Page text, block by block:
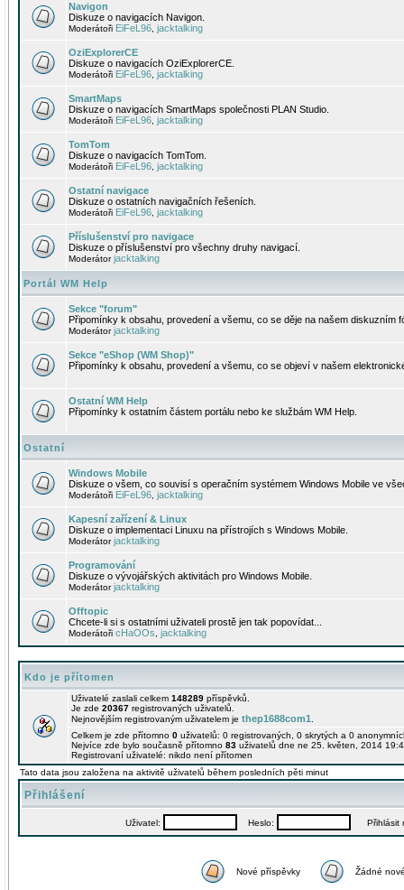
Navigon
Diskuze o navigacích Navigon.
Moderátoři EiFeL96 jacktalking
OziExplorerCE
Diskuze o navigacích OziExplorerCE.
Moderátoři EiFeL96 jacktalking
SmartMaps
Diskuze o navigacích SmartMaps společnosti PLAN Studio.
Moderátoři EiFeL96 jacktalking
TomTom
Diskuze o navigacích TomTom.
Moderátoři EiFeL96 jacktalking
Ostatní navigace
Diskuze o ostatních navigačních řešeních.
Moderátoři EiFeL96 jacktalking
Příslušenství pro navigace
Diskuze o příslušenství pro všechny druhy navigací.
Moderátorjacktalking
Portál WM Help
Sekce "forum"
Připomínky k obsahu, provedení a všemu, co se děje na našem diskuzním
Moderátorjacktalking
Sekce "eShop (WM Shop)"
Připomínky k obsahu, provedení a všemu, co se objeví v našem
Ostatní WM Help
Připomínky k ostatním částem portálu nebo ke službám WM Help.
Ostatní
Windows Mobile
Diskuze o všem, co souvisí s operačním systémem Windows Mobile ve
Moderátoři EiFeL96 jacktalking
Kapesní zařízení & Linux
Diskuze o implementaci Linuxu na přístrojích s Windows Mobile.
Moderátorjacktalking
Programování
Diskuze o vývojářských aktivitách pro Windows Mobile.
Moderátorjacktalking
Offtopic
Chcete-li si s ostatními uživateli prostě jen tak popovídat...
Moderátoři cHaOOs jacktalking
Kdo je přítomen
Uživatelé zaslali celkem 148289 příspěvků.
Je zde 20367 registrovaných uživatelů.
Nejnovějším registrovaným uživatelem je thep1688com1
Celkem je zde přítomno 0 uživatelů: 0 registrovaných, 0 skrytých a 0
Nejvíce zde bylo současně přítomno 83 uživatelů dne ne 25. květen, 2014
Registrovaní uživatelé: nikdo není přítomen
Tato data jsou založena na aktivitě uživatelů během posledních pěti minut
Přihlášení
Uživatel: Heslo: Přihlásit
Nové příspěvky Žádné